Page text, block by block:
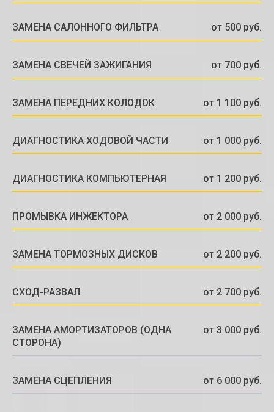
ЗАМЕНА САЛОННОГО ФИЛЬТРА от 500 руб.
ЗАМЕНА СВЕЧЕЙ ЗАЖИГАНИЯ от 700 руб.
ЗАМЕНА ПЕРЕДНИХ КОЛОДОК от 1 100 руб.
ДИАГНОСТИКА ХОДОВОЙ ЧАСТИ от 1 000 руб.
ДИАГНОСТИКА КОМПЬЮТЕРНАЯ от 1 200 руб.
ПРОМЫВКА ИНЖЕКТОРА от 2 000 руб.
ЗАМЕНА ТОРМОЗНЫХ ДИСКОВ от 2 200 руб.
СХОД-РАЗВАЛ от 2 700 руб.
ЗАМЕНА АМОРТИЗАТОРОВ (ОДНА
СТОРОНА)
от 3 000 руб.
ЗАМЕНА СЦЕПЛЕНИЯ от 6 000 руб.